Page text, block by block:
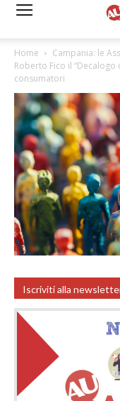
Home
Campania: le
Roberto Fico il
consumatori
Iscriviti alla